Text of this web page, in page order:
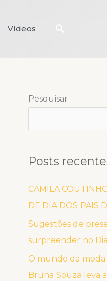
Vídeos Pesquisar
Pesquisar
Posts
CAMILA
DE DIA DOS PAIS
Sugestões de
surpreender no
O mundo da
Bruna Souza leva